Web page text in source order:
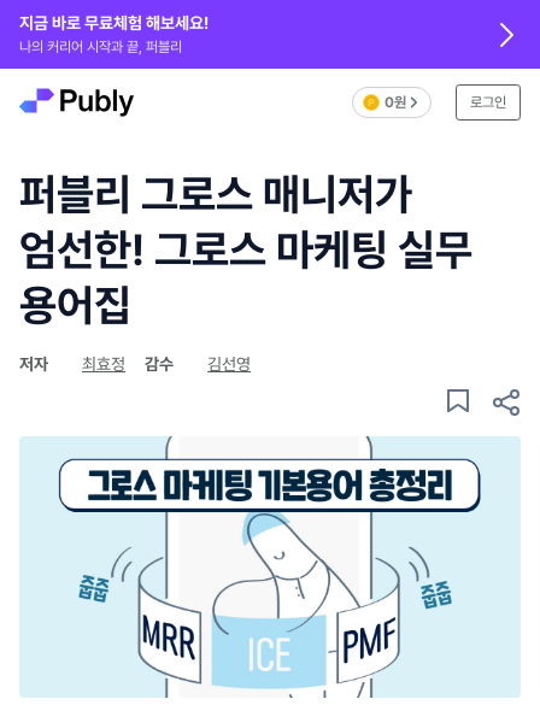
지금 바로 무료체험 해보세요!
나의 커리어 시작과 끝, 퍼블리
0원 로그인
퍼블리 그로스 매니저가
엄선한! 그로스 마케팅 실무
용어집
저자 최효정 감수 김선영